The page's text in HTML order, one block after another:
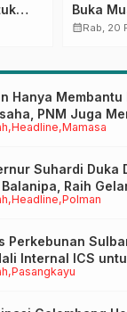
Buka
Tiga
calendar_monthRab, 20
Headline Mamasa
Hanya Membantu
PNM Juga
Untuk
Headline Polman
Suhardi Duka
Raih
Pasangkayu
Perkebunan
Internal ICS
ISPO Pekebun